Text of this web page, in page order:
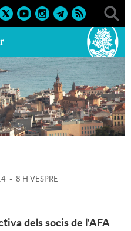
> Exposicions 2014
- 8 H VESPRE
dels socis de l'AFA